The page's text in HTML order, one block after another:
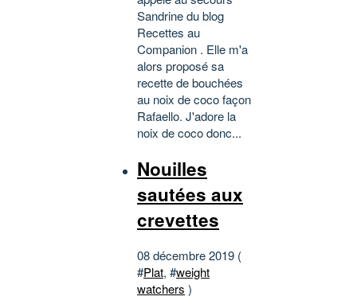
Sandrine du blog
Recettes au
Companion . Elle m'a
alors proposé sa
recette de bouchées
au noix de coco façon
Rafaello. J'adore la
noix de coco donc...
Nouilles
sautées aux
crevettes
08 décembre 2019 (
#Plat, #weight
watchers )